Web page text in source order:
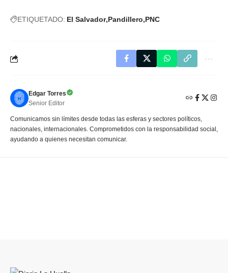
ETIQUETADO: El Salvador Pandillero PNC
Edgar Torres
Senior Editor
Comunicamos sin límites desde todas las esferas y sectores políticos,
nacionales, internacionales. Comprometidos con la responsabilidad social,
ayudando a quienes necesitan comunicar.